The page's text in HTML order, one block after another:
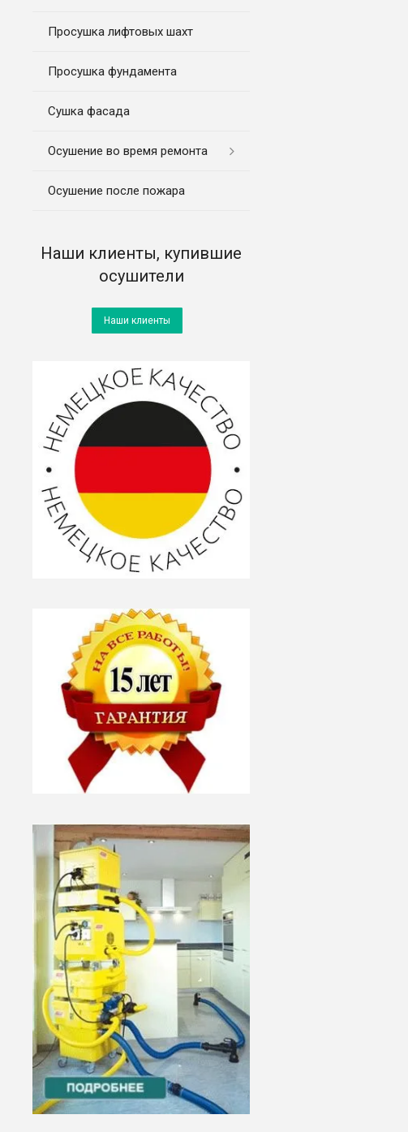
Просушка лифтовых шахт
Просушка фундамента
Сушка фасада
Осушение во время ремонта
Осушение после пожара
Наши клиенты, купившие
осушители
Наши клиенты